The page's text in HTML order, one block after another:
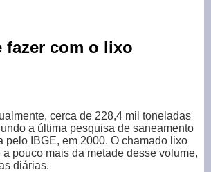
fazer com o lixo
cerca de 228,4 mil toneladas
a última pesquisa de saneamento
pelo IBGE, em 2000. O chamado lixo
pouco mais da metade desse volume,
diárias.